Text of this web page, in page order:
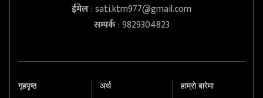
ईमेल:sati.ktm977@gmail.com
सम्पर्क: 9829304823
गृहपृष्‍ठ अर्थ हाम्रो बारेमा